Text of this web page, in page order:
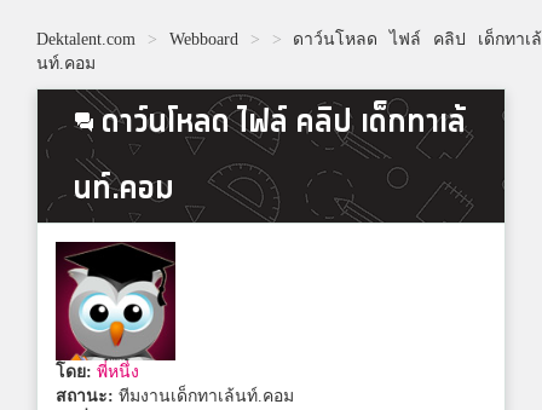
Dektalent.com > Webboard > > ดาว์นโหลด ไฟล์ คลิป เด็กทาเล้
นท์.คอม
ดาว์นโหลด ไฟล์ คลิป เด็กทาเล้
นท์.คอม
โดย: พี่หนึ่ง
สถานะ: ทีมงานเด็กทาเล้นท์.คอม